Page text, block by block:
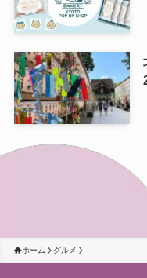
ホーム グルメ